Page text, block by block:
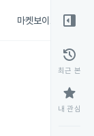
마켓보이스
right_panel_open
history
최근 본
star
내 관심